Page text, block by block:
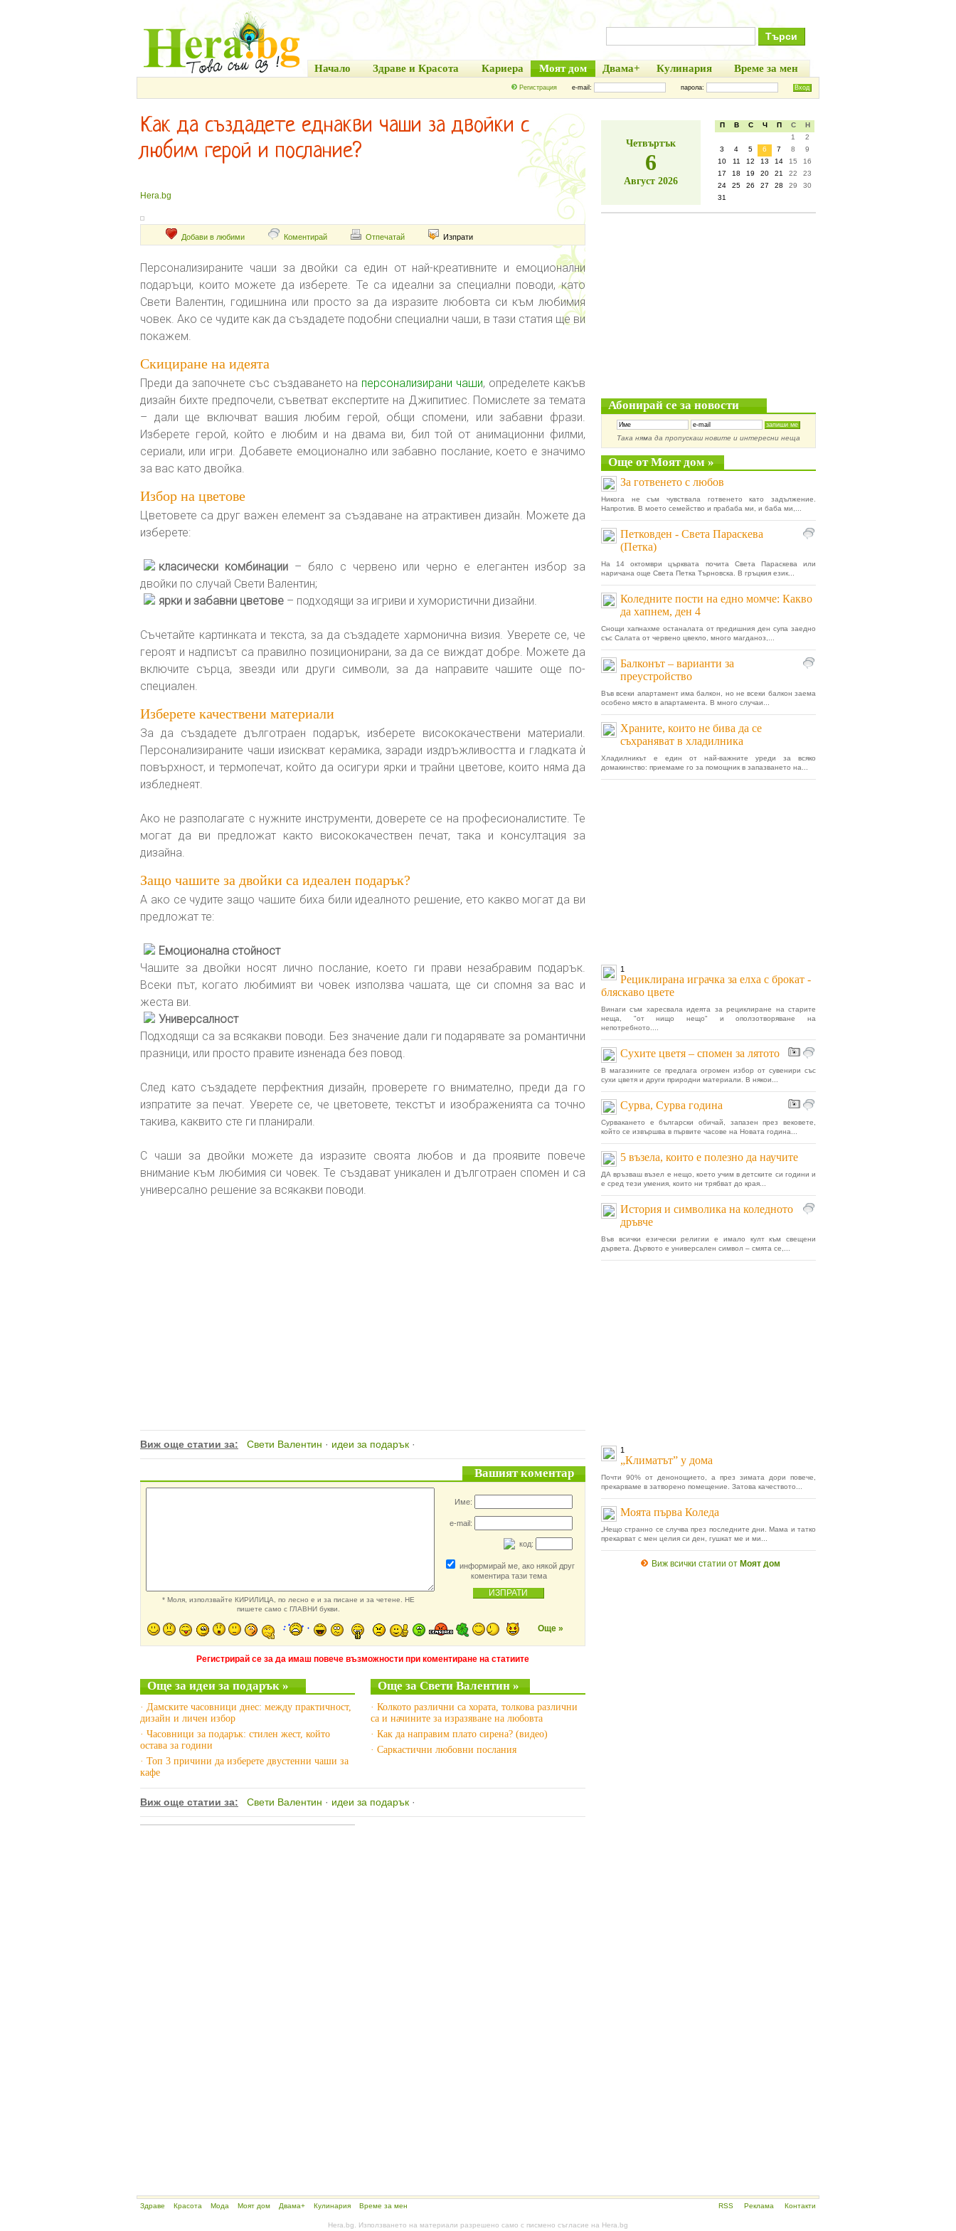
Начало Здраве и Красота Кариера Моят дом Двама+ Кулинария Време за мен
Регистрация e-mail: парола:
Как да създадете еднакви чаши за двойки с
любим герой и послание?
Hera.bg
Добави в любими Коментирай Отпечатай Изпрати
Персонализираните чаши за двойки са един от най-креативните и емоционални
подаръци, които можете да изберете. Те са идеални за специални поводи, като
Свети Валентин, годишнина или просто за да изразите любовта си към любимия
човек. Ако се чудите как да създадете подобни специални чаши, в тази статия ще ви
покажем.
Скициране на идеята
Преди да започнете със създаването на персонализирани чаши, определете какъв
дизайн бихте предпочели, съветват експертите на Джипитиес. Помислете за темата
– дали ще включват вашия любим герой, общи спомени, или забавни фрази.
Изберете герой, който е любим и на двама ви, бил той от анимационни филми,
сериали, или игри. Добавете емоционално или забавно послание, което е значимо
за вас като двойка.
Избор на цветове
Цветовете са друг важен елемент за създаване на атрактивен дизайн. Можете да
изберете:
класически комбинации– бяло с червено или черно е елегантен избор за
двойки по случай Свети Валентин;
ярки и забавни цветове – подходящи за игриви и хумористични дизайни.
Съчетайте картинката и текста, за да създадете хармонична визия. Уверете се, че
героят и надписът са правилно позиционирани, за да се виждат добре. Можете да
включите сърца, звезди или други символи, за да направите чашите още по-
специален.
Изберете качествени материали
За да създадете дълготраен подарък, изберете висококачествени материали.
Персонализираните чаши изискват керамика, заради издръжливостта и гладката ѝ
повърхност, и термопечат, който да осигури ярки и трайни цветове, които няма да
избледнеят.
Ако не разполагате с нужните инструменти, доверете се на професионалистите. Те
могат да ви предложат както висококачествен печат, така и консултация за
дизайна.
Защо чашите за двойки са идеален подарък?
А ако се чудите защо чашите биха били идеалното решение, ето какво могат да ви
предложат те:
Емоционална стойност
Чашите за двойки носят лично послание, което ги прави незабравим подарък.
Всеки път, когато любимият ви човек използва чашата, ще си спомня за вас и
жеста ви.
Универсалност
Подходящи са за всякакви поводи. Без значение дали ги подарявате за романтични
празници, или просто правите изненада без повод.
След като създадете перфектния дизайн, проверете го внимателно, преди да го
изпратите за печат. Уверете се, че цветовете, текстът и изображенията са точно
такива, каквито сте ги планирали.
С чаши за двойки можете да изразите своята любов и да проявите повече
внимание към любимия си човек. Те създават уникален и дълготраен спомен и са
универсално решение за всякакви поводи.
Виж още статии за: Свети Валентин · идеи за подарък ·
Вашият коментар
* Моля, използвайте КИРИЛИЦА, по лесно е и за писане и за четене. НЕ
пишете само с ГЛАВНИ букви.
Име:
e-mail:
код:
информирай ме, ако някой друг
коментира тази тема
Още »
Регистрирай се за да имаш повече възможности при коментиране на статиите
Още за идеи за подарък »
· Дамските часовници днес: между практичност,
дизайн и личен избор
· Часовници за подарък: стилен жест, който
остава за години
· Топ 3 причини да изберете двустенни чаши за
кафе
Още за Свети Валентин »
· Колкото различни са хората, толкова различни
са и начините за изразяване на любовта
· Как да направим плато сирена? (видео)
· Саркастични любовни послания
Виж още статии за: Свети Валентин · идеи за подарък ·
Четвъртък
6
Август 2026
П В С Ч П С
Н
1
2
3
4 5 6 7 8
9
10
11 12 13 14 15
16
17
18 19 20 21 22
23
24
25 26 27 28 29
30
31
Абонирай се за новости
Така няма да пропускаш новите и интересни неща
Още от Моят дом »
За готвенето с любов
Никога не съм чувствала готвенето като задължение.
Напротив. В моето семейство и прабаба ми, и баба ми,...
Петковден - Света Параскева
(Петка)
На 14 октомври църквата почита Света Параскева или
наричана още Света Петка Търновска. В гръцкия език...
Коледните пости на едно момче: Какво
да хапнем, ден 4
Снощи хапнахме останалата от предишния ден супа заедно
със Салата от червено цвекло, много магданоз,...
Балконът – варианти за
преустройство
Във всеки апартамент има балкон, но не всеки балкон заема
особено място в апартамента. В много случаи...
Храните, които не бива да се
съхраняват в хладилника
Хладилникът е един от най-важните уреди за всяко
домакинство: приемаме го за помощник в запазването на...
1
Рециклирана играчка за елха с брокат -
бляскаво цвете
Винаги съм харесвала идеята за рециклиране на старите
неща, "от нищо нещо" и оползотворяване на
непотребното....
Сухите цветя – спомен за лятото
В магазините се предлага огромен избор от сувенири със
сухи цветя и други природни материали. В някои...
Сурва, Сурва година
Сурвакането е български обичай, запазен през вековете,
който се извършва в първите часове на Новата година...
5 възела, които е полезно да научите
ДА връзваш възел е нещо, което учим в детските си години и
е сред тези умения, които ни трябват до края...
История и символика на коледното
дръвче
Във всички езически религии е имало култ към свещени
дървета. Дървото е универсален символ – смята се,...
1
„Климатът” у дома
Почти 90% от денонощието, а през зимата дори повече,
прекарваме в затворено помещение. Затова качеството...
Моята първа Коледа
„Нещо странно се случва през последните дни. Мама и татко
прекарват с мен целия си ден, гушкат ме и ми...
Виж всички статии от Моят дом
Здраве Красота Мода Моят дом Двама+ Кулинария Време за мен RSS Реклама Контакти
Hera.bg. Използването на материали разрешено само с писмено съгласие на Hera.bg